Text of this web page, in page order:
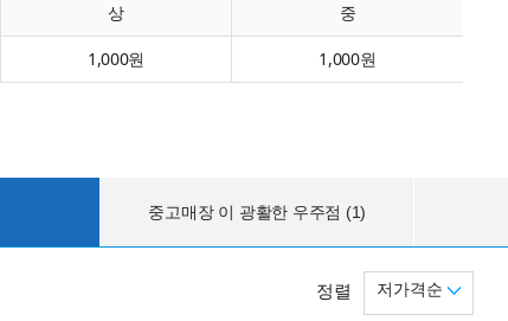
상 중
1,000원 1,000원
중고매장 이 광활한 우주점 (1)
정렬 저가격순